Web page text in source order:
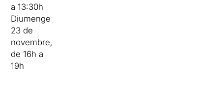
a 13:30h
Diumenge
23 de
novembre,
de 16h a
19h